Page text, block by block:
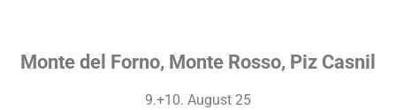
Monte del Forno, Monte Rosso, Piz Casnil
9.+10. August 25